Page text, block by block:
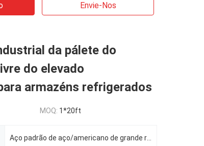
Envie-Nos
da pálete do
do elevado
armazéns refrigerados
MOQ: 1*20ft